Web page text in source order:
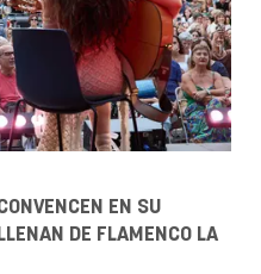
EN SU
DE FLAMENCO LA